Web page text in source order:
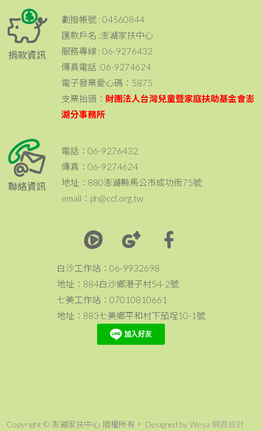
捐款資訊
劃撥帳號 : 04560844
匯款戶名 :澎湖家扶中心
服務專線 : 06-9276432
傳真電話 :06-9274624
電子發票愛心碼：5875
支票抬頭： 財團法人台灣兒童暨家庭扶助基金會澎
湖分事務所
聯絡資訊
電話：06-9276432
傳真：06-9274624
地址：880澎湖縣馬公市成功街75號
email：ph@ccf.org.tw
白沙工作站：06-9932698
地址：884白沙鄉港子村54-2號
七美工作站：07010810661
地址：883七美鄉平和村下茄埕10-1號
Copyright © 澎湖家扶中心 版權所有。 Designed by Weya 網頁設計